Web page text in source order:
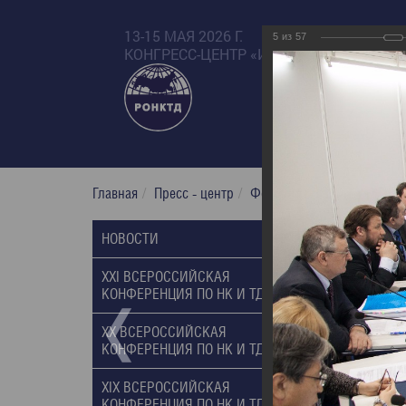
13-15 МАЯ 2026 Г.
КОНГРЕСС-ЦЕНТР «ИЗМАЙЛОВО БЕТА»
Главная Пресс - центр Фотогалерея XX
XX
10.03.2014
НОВОСТИ
XXI ВСЕРОССИЙСКАЯ
КОНФЕРЕНЦИЯ ПО НК И ТД, 2017
XX ВСЕРОССИЙСКАЯ
КОНФЕРЕНЦИЯ ПО НК И ТД, 2014
XIX ВСЕРОССИЙСКАЯ
5 из 57